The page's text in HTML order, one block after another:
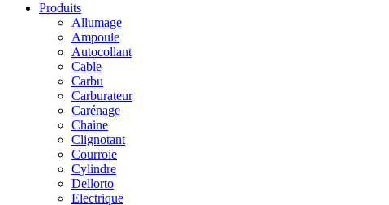
Produits
Allumage
Ampoule
Autocollant
Cable
Carbu
Carburateur
Carénage
Chaine
Clignotant
Courroie
Cylindre
Dellorto
Electrique